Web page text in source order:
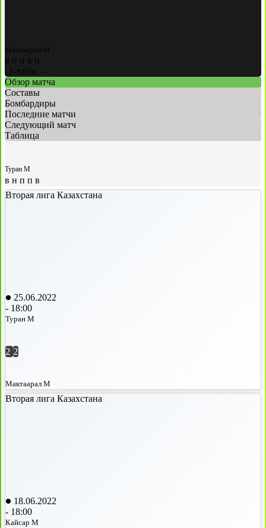
Мактаарал М
в п н в
п
1-тайм: -
Обзор матча
Составы
Бомбардиры
Последние матчи
Следующий матч
Таблица
Туран М
в н п п в
Вторая лига Казахстана
25.06.2022
- 18:00
Туран М
2 2
Мактаарал М
Вторая лига Казахстана
18.06.2022
- 18:00
Кайсар М